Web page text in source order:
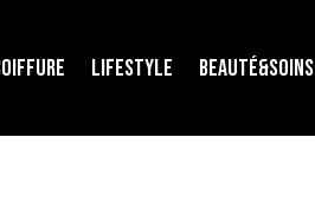
LIFESTYLE BEAUTÉ&SOINS